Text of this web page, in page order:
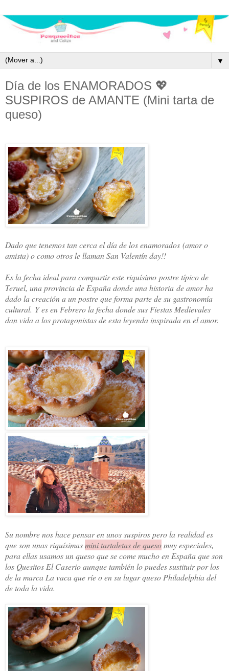
▼
Día de los ENAMORADOS 💖
SUSPIROS de AMANTE (Mini tarta de
queso)
Dado que tenemos tan cerca el día de los enamorados (amor o
amista) o como otros le llaman San Valentín day!!
Es la fecha ideal para compartir este riquísimo postre típico de
Teruel, una provincia de España donde una historia de amor ha
dado la creación a un postre que forma parte de su gastronomía
cultural. Y es en Febrero la fecha donde sus Fiestas Medievales
dan vida a los protagonistas de esta leyenda inspirada en el amor.
Su nombre nos hace pensar en unos suspiros pero la realidad es
que son unas riquísimasmini tartaletas de quesomuy especiales,
para ellas usamos un queso que se come mucho en España que son
los Quesitos El Caserio aunque también lo puedes sustituir por los
de la marca La vaca que ríe o en su lugar queso Philadelphia del
de toda la vida.